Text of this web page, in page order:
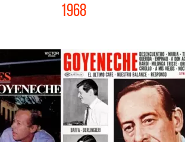
1968